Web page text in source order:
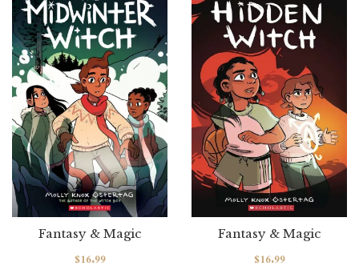
Fantasy & Magic
$16.99
Fantasy & Magic
$16.99